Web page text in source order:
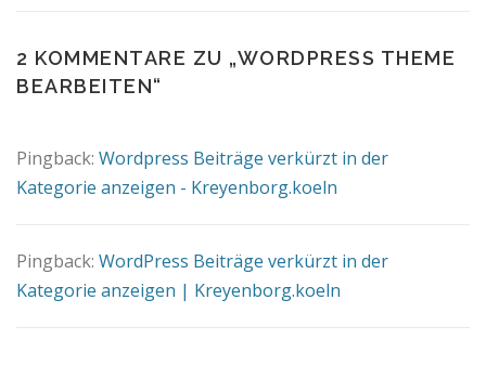
2 KOMMENTARE ZU „WORDPRESS THEME
BEARBEITEN“
Pingback: Wordpress Beiträge verkürzt in der
Kategorie anzeigen - Kreyenborg.koeln
Pingback: WordPress Beiträge verkürzt in der
Kategorie anzeigen | Kreyenborg.koeln